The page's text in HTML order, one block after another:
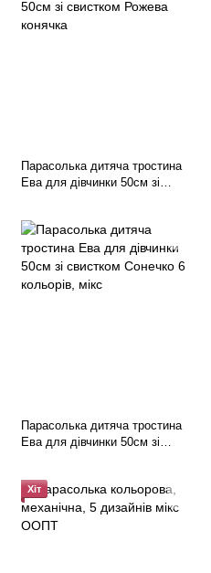
Парасолька дитяча тростина
Ева для дівчинки 50см зі
Парасолька дитяча тростина
Ева для дівчинки 50см зі
Хіт